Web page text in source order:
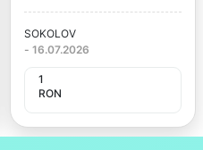
SOKOLOV
- 16.07.2026
1
RON